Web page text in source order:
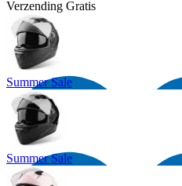
Verzending Gratis
Summer Sale
Summer Sale